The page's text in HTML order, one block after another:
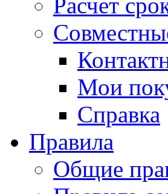
Мои
Справка
Правила
Общие